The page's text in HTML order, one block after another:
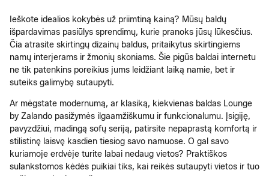
Ieškote idealios kokybės už priimtiną kainą? Mūsų baldų
išpardavimas pasiūlys sprendimų, kurie pranoks jūsų lūkesčius.
Čia atrasite skirtingų dizainų baldus, pritaikytus skirtingiems
namų interjerams ir žmonių skoniams. Šie pigūs baldai internetu
ne tik patenkins poreikius jums leidžiant laiką namie, bet ir
suteiks galimybę sutaupyti.
Ar mėgstate modernumą, ar klasiką, kiekvienas baldas Lounge
by Zalando pasižymės ilgaamžiškumu ir funkcionalumu. Įsigiję,
pavyzdžiui, madingą sofų seriją, patirsite nepaprastą komfortą ir
stilistinę laisvę kasdien tiesiog savo namuose. O gal savo
kuriamoje erdvėje turite labai nedaug vietos? Praktiškos
sulankstomos kėdės puikiai tiks, kai reikės sutaupyti vietos ir tuo